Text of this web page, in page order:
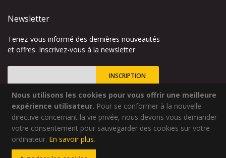
Nous utilisons les cookies pour vous offrir une meilleure
expérience utilisateur. Pour se conformer à la nouvelle
directive concernant la vie privée, nous devons vous demander
votre consentement pour sauvegarder des cookies sur votre
ordinateur. En savoir plus.
Newsletter
Tenez-vous informé des dernières nouveautés
et offres. Inscrivez-vous à la newsletter
Inscription
notre
lettre
d’information
INSCRIPTION
Site créé parCodsense